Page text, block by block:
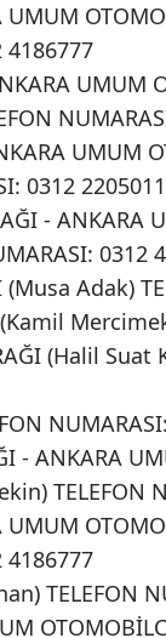
4186777
UMUM
UMUM
0312 2205011
- ANKARA
0312
(Musa Adak)
(Halil
- ANKARA
TELEFON
4186777
TELEFON